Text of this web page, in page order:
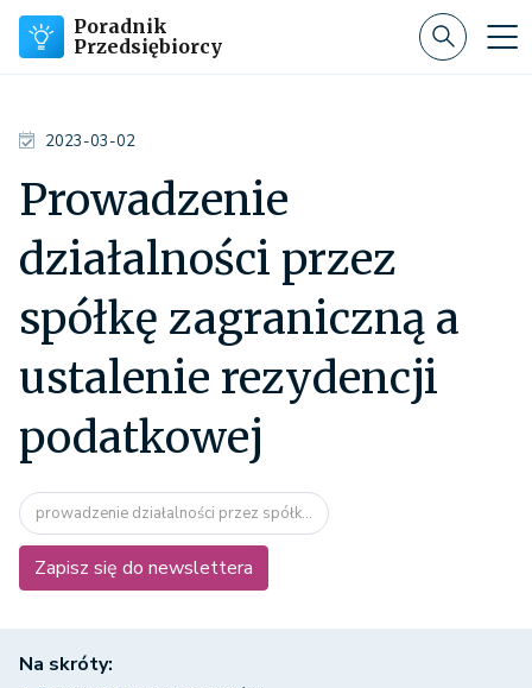
Poradnik
Przedsiębiorcy
2023-03-02
Prowadzenie
działalności przez
spółkę zagraniczną a
ustalenie rezydencji
podatkowej
prowadzenie działalności przez spółk...
Zapisz się do newslettera
Na skróty: